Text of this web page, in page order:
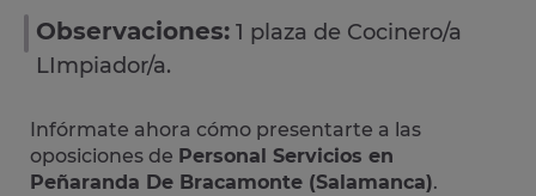
Observaciones: 1 plaza de Cocinero/a
LImpiador/a.
Infórmate ahora cómo presentarte a las
oposiciones de Personal Servicios en
Peñaranda De Bracamonte (Salamanca).